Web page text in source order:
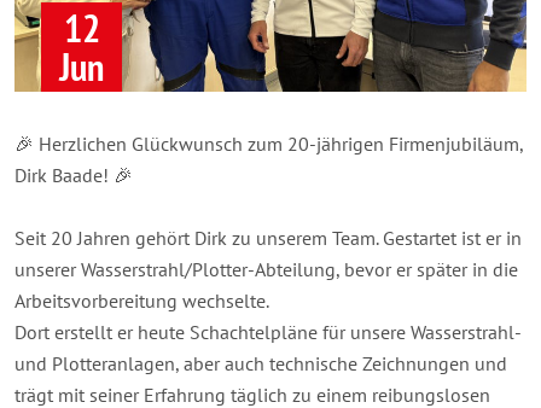
12
Jun
🎉 Herzlichen Glückwunsch zum 20-jährigen Firmenjubiläum,
Dirk Baade! 🎉
Seit 20 Jahren gehört Dirk zu unserem Team. Gestartet ist er in
unserer Wasserstrahl/Plotter-Abteilung, bevor er später in die
Arbeitsvorbereitung wechselte.
Dort erstellt er heute Schachtelpläne für unsere Wasserstrahl-
und Plotteranlagen, aber auch technische Zeichnungen und
trägt mit seiner Erfahrung täglich zu einem reibungslosen